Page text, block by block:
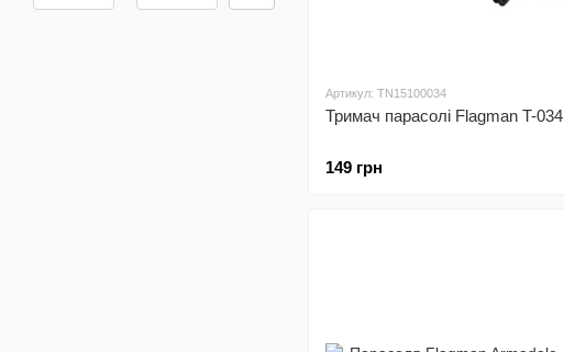
Артикул: TN15100034
Тримач парасолі Flagman T-034
149 грн